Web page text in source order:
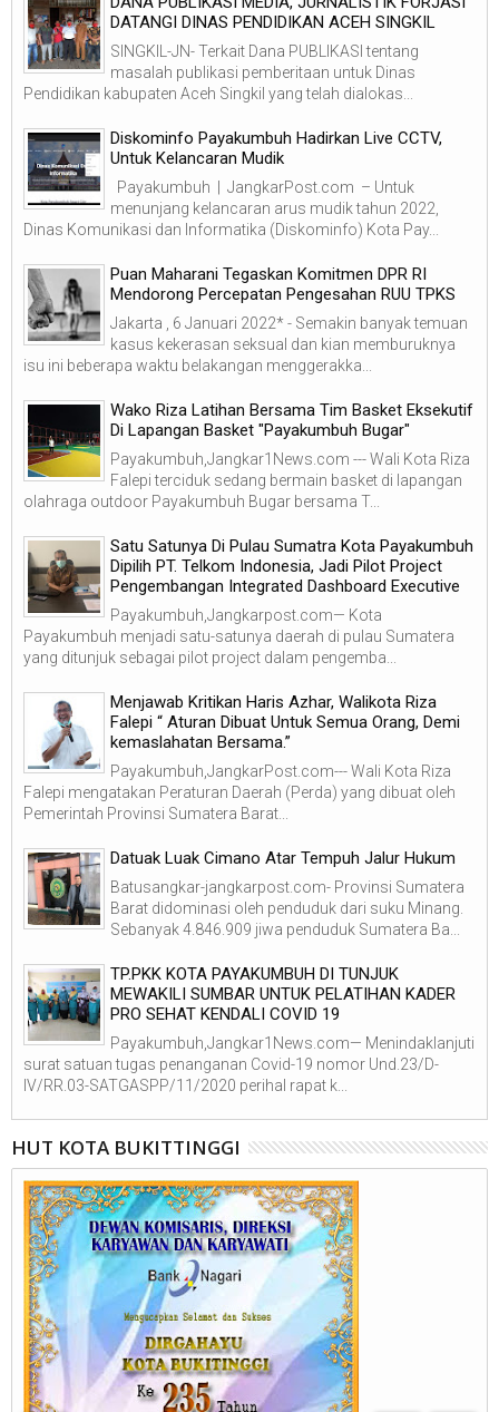
DATANGI DINAS PENDIDIKAN ACEH SINGKIL
SINGKIL-JN- Terkait Dana PUBLIKASI tentang
masalah publikasi pemberitaan untuk Dinas
Pendidikan kabupaten Aceh Singkil yang telah dialokas...
Diskominfo Payakumbuh Hadirkan Live CCTV,
Untuk Kelancaran Mudik
Payakumbuh | JangkarPost.com – Untuk
menunjang kelancaran arus mudik tahun 2022,
Dinas Komunikasi dan Informatika (Diskominfo) Kota Pay...
Puan Maharani Tegaskan Komitmen DPR RI
Mendorong Percepatan Pengesahan RUU TPKS
Jakarta , 6 Januari 2022* - Semakin banyak temuan
kasus kekerasan seksual dan kian memburuknya
isu ini beberapa waktu belakangan menggerakka...
Wako Riza Latihan Bersama Tim Basket Eksekutif
Di Lapangan Basket "Payakumbuh Bugar"
Payakumbuh,Jangkar1News.com --- Wali Kota Riza
Falepi terciduk sedang bermain basket di lapangan
olahraga outdoor Payakumbuh Bugar bersama T...
Satu Satunya Di Pulau Sumatra Kota Payakumbuh
Dipilih PT. Telkom Indonesia, Jadi Pilot Project
Pengembangan Integrated Dashboard Executive
Payakumbuh,Jangkarpost.com— Kota
Payakumbuh menjadi satu-satunya daerah di pulau Sumatera
yang ditunjuk sebagai pilot project dalam pengemba...
Menjawab Kritikan Haris Azhar, Walikota Riza
Falepi “ Aturan Dibuat Untuk Semua Orang, Demi
kemaslahatan Bersama.”
Payakumbuh,JangkarPost.com--- Wali Kota Riza
Falepi mengatakan Peraturan Daerah (Perda) yang dibuat oleh
Pemerintah Provinsi Sumatera Barat...
Datuak Luak Cimano Atar Tempuh Jalur Hukum
Batusangkar-jangkarpost.com- Provinsi Sumatera
Barat didominasi oleh penduduk dari suku Minang.
Sebanyak 4.846.909 jiwa penduduk Sumatera Ba...
TP.PKK KOTA PAYAKUMBUH DI TUNJUK
MEWAKILI SUMBAR UNTUK PELATIHAN KADER
PRO SEHAT KENDALI COVID 19
Payakumbuh,Jangkar1News.com— Menindaklanjuti
surat satuan tugas penanganan Covid-19 nomor Und.23/D-
IV/RR.03-SATGASPP/11/2020 perihal rapat k...
HUT KOTA BUKITTINGGI